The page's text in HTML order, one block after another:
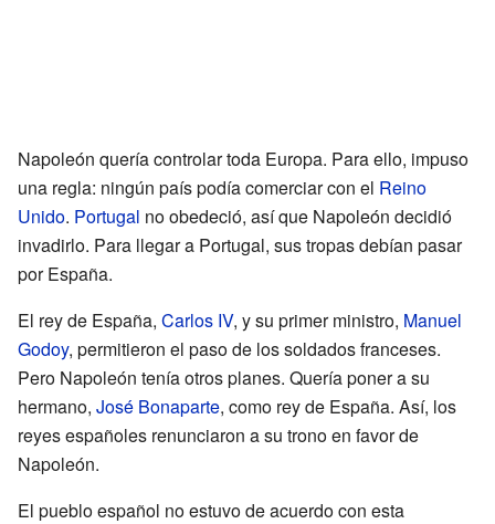
Napoleón quería controlar toda Europa. Para ello, impuso
una regla: ningún país podía comerciar con el Reino
Unido. Portugal no obedeció, así que Napoleón decidió
invadirlo. Para llegar a Portugal, sus tropas debían pasar
por España.
El rey de España, Carlos IV, y su primer ministro, Manuel
Godoy, permitieron el paso de los soldados franceses.
Pero Napoleón tenía otros planes. Quería poner a su
hermano, José Bonaparte, como rey de España. Así, los
reyes españoles renunciaron a su trono en favor de
Napoleón.
El pueblo español no estuvo de acuerdo con esta